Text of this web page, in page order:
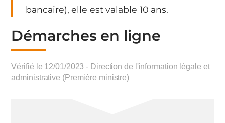
bancaire), elle est valable 10 ans.
Démarches en ligne
Vérifié le 12/01/2023 - Direction de l'information légale et
administrative (Première ministre)